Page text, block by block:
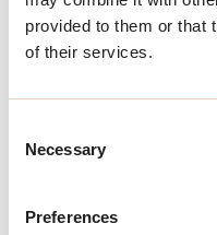
provided to them or that
of their services.
Selection
Necessary
Preferences